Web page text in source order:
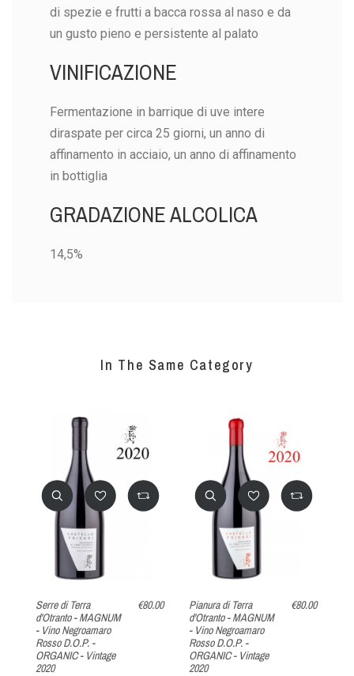
di spezie e frutti a bacca rossa al naso e da
un gusto pieno e persistente al palato
VINIFICAZIONE
Fermentazione in barrique di uve intere
diraspate per circa 25 giorni, un anno di
affinamento in acciaio, un anno di affinamento
in bottiglia
GRADAZIONE ALCOLICA
14,5%
In The Same Category
Serre di Terra
d'Otranto - MAGNUM
- Vino Negroamaro
Rosso D.O.P. -
ORGANIC - Vintage
2020
€80.00
Pianura di Terra
d'Otranto - MAGNUM
- Vino Negroamaro
Rosso D.O.P. -
ORGANIC - Vintage
2020
€80.00